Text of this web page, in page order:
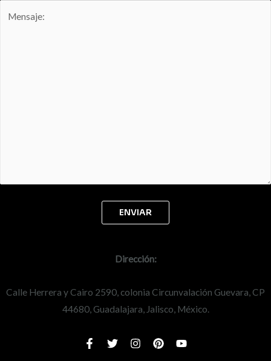
Dirección:
Calle Herrera y Cairo 2590, colonia Circunvalación Guevara, CP
44680, Guadalajara, Jalisco, México.